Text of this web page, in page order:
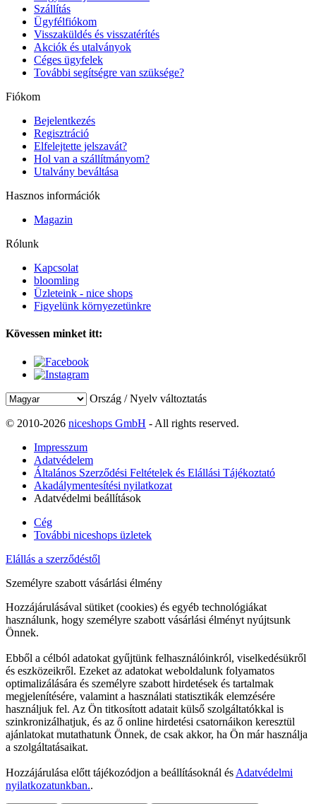
Szállítás
Ügyfélfiókom
Visszaküldés és visszatérítés
Akciók és utalványok
Céges ügyfelek
További segítségre van szüksége?
Fiókom
Bejelentkezés
Regisztráció
Elfelejtette jelszavát?
Hol van a szállítmányom?
Utalvány beváltása
Hasznos információk
Magazin
Rólunk
Kapcsolat
bloomling
Üzleteink - nice shops
Figyelünk környezetünkre
Kövessen minket itt:
Ország / Nyelv változtatás
© 2010-2026 niceshops GmbH - All rights reserved.
Impresszum
Adatvédelem
Általános Szerződési Feltételek és Elállási Tájékoztató
Akadálymentesítési nyilatkozat
Adatvédelmi beállítások
Cég
További niceshops üzletek
Elállás a szerződéstől
Személyre szabott vásárlási élmény
Hozzájárulásával sütiket (cookies) és egyéb technológiákat
használunk, hogy személyre szabott vásárlási élményt nyújtsunk
Önnek.
Ebből a célból adatokat gyűjtünk felhasználóinkról, viselkedésükről
és eszközeikről. Ezeket az adatokat weboldalunk folyamatos
optimalizálására és személyre szabott hirdetések és tartalmak
megjelenítésére, valamint a használati statisztikák elemzésére
használjuk fel. Az Ön titkosított adatait külső szolgáltatókkal is
szinkronizálhatjuk, és az ő online hirdetési csatornáikon keresztül
ajánlatokat mutathatunk Önnek, de csak akkor, ha Ön már használja
a szolgáltatásaikat.
Hozzájárulása előtt tájékozódjon a beállításoknál és Adatvédelmi
nyilatkozatunkban..